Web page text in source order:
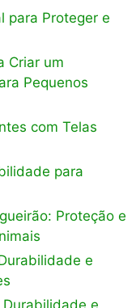
para Proteger e
Criar um
Pequenos
com Telas
para
Proteção e
e